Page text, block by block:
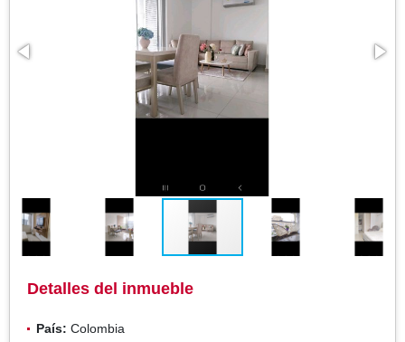
Detalles del inmueble
País: Colombia